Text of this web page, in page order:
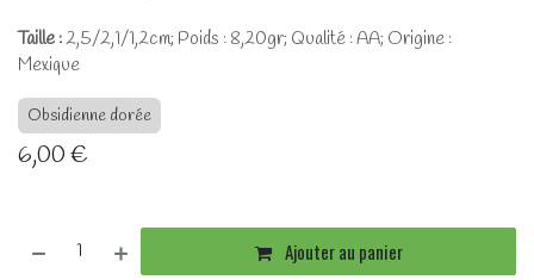
Taille :2,5/2,1/1,2cm; Poids : 8,20gr; Qualité : AA; Origine :
Mexique
Obsidienne dorée
6,00€
Ajouter au panier